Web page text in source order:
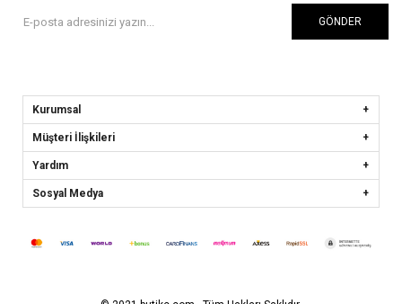
GÖNDER
Kurumsal
Müşteri İlişkileri
Yardım
Sosyal Medya